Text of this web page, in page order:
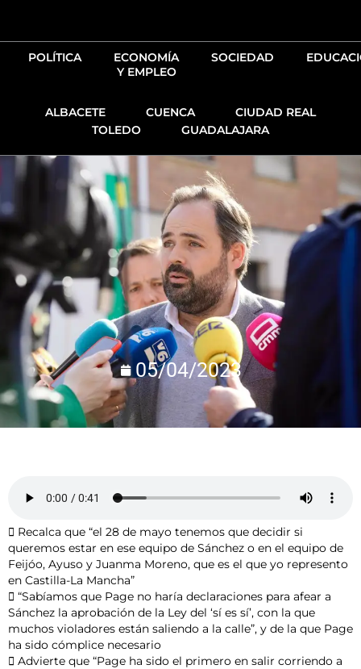
contenido
POLÍTICA
ECONOMÍA
Y EMPLEO
SOCIEDAD
ALBACETE CUENCA
CIUDAD REAL
TOLEDO
GUADALAJARA
05/04/2023
 Recalca que “el 28 de mayo tenemos que decidir si
queremos estar en ese equipo de Sánchez o en el equipo de
Feijóo, Ayuso y Juanma Moreno, que es el que yo represento
en Castilla-La Mancha”
 “Sabíamos que Page no haría declaraciones para afear a
Sánchez la aprobación de la Ley del ‘sí es sí’, con la que
muchos violadores están saliendo a la calle”, y de la que Page
ha sido cómplice necesario
 Advierte que “Page ha sido el primero en salir corriendo a